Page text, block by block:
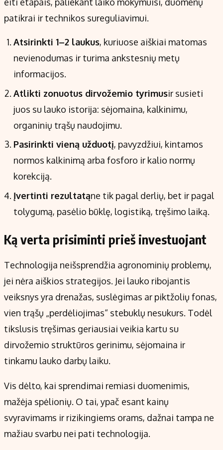
eiti etapais, paliekant laiko mokymuisi, duomenų
patikrai ir technikos sureguliavimui.
Atsirinkti 1–2 laukus, kuriuose aiškiai matomas
nevienodumas ir turima ankstesnių metų
informacijos.
Atlikti zonuotus dirvožemio tyrimusir susieti
juos su lauko istorija: sėjomaina, kalkinimu,
organinių trąšų naudojimu.
Pasirinkti vieną užduotį, pavyzdžiui, kintamos
normos kalkinimą arba fosforo ir kalio normų
korekciją.
Įvertinti rezultatąne tik pagal derlių, bet ir pagal
tolygumą, pasėlio būklę, logistiką, tręšimo laiką.
Ką verta prisiminti prieš investuojant
Technologija neišsprendžia agronominių problemų,
jei nėra aiškios strategijos. Jei lauko ribojantis
veiksnys yra drenažas, suslėgimas ar piktžolių fonas,
vien trąšų „perdėliojimas“ stebuklų nesukurs. Todėl
tikslusis tręšimas geriausiai veikia kartu su
dirvožemio struktūros gerinimu, sėjomaina ir
tinkamu lauko darbų laiku.
Vis dėlto, kai sprendimai remiasi duomenimis,
mažėja spėlionių. O tai, ypač esant kainų
svyravimams ir rizikingiems orams, dažnai tampa ne
mažiau svarbu nei pati technologija.